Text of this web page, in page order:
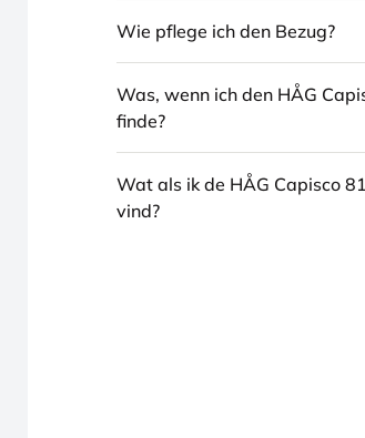
Wie pflege ich den Bezug?
Was, wenn ich den HÅG
finde?
Wat als ik de HÅG Capisco
vind?